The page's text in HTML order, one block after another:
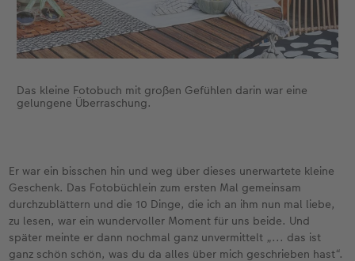
Das kleine Fotobuch mit großen Gefühlen darin war eine
gelungene Überraschung.
Er war ein bisschen hin und weg über dieses unerwartete kleine
Geschenk. Das Fotobüchlein zum ersten Mal gemeinsam
durchzublättern und die 10 Dinge, die ich an ihm nun mal liebe,
zu lesen, war ein wundervoller Moment für uns beide. Und
später meinte er dann nochmal ganz unvermittelt „... das ist
ganz schön schön, was du da alles über mich geschrieben hast“.